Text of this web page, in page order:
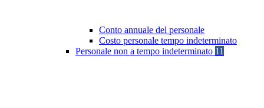
Conto annuale del personale
Costo personale tempo indeterminato
Personale non a tempo indeterminato 11